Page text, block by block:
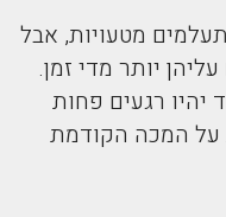
מטעויות, אבל
יותר מדי זמן.
רגעים פחות
על המכה הקודמת